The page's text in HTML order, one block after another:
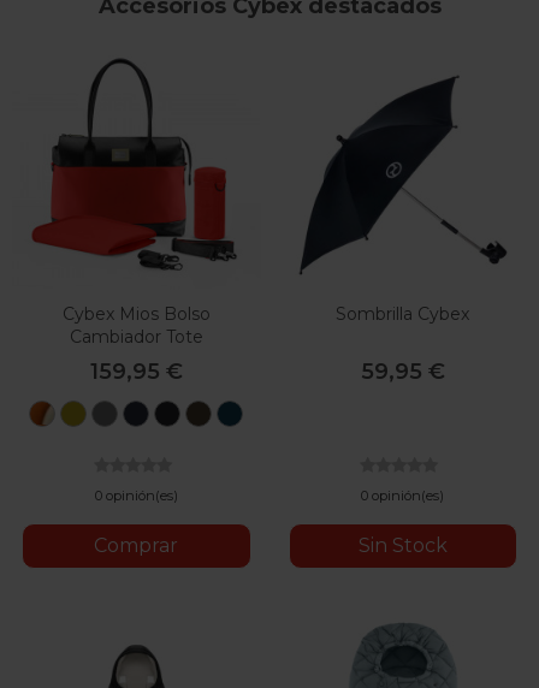
Accesorios Cybex destacados
Cybex Mios Bolso
Cambiador Tote
159,95 €
AutumnMustard
SohoNautical
DeepKhaki
0 opinión(es)
Comprar
Sombrilla Cybex
59,95 €
0 opinión(es)
Sin Stock